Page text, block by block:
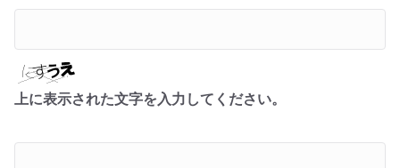
上に表示された文字を入力してください。